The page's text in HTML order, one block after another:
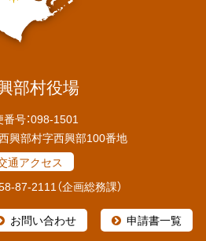
部村役場
号：098-1501
興部村字西興部100番地
通アクセス
87-2111（企画総務課）
お問い合わせ 申請書一覧